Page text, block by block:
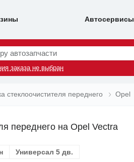
Автосервисы
автозапчасти
заказа не выбран
стеклоочистителя переднего Opel
переднего на Opel Vectra
Универсал 5 дв.